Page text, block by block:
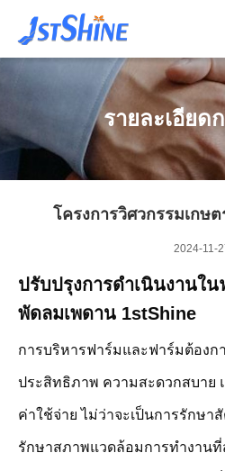
รายละเอียด
โครงการวิศวกรรมเกษ
2024-11-
ปรับปรุงการดําเนินงานใ
พัดลมเพดาน 1stShine
การบริหารฟาร์มและฟาร์มต้องก
ประสิทธิภาพ ความสะดวกสบาย
ค่าใช้จ่าย ไม่ว่าจะเป็นการรักษ
รักษาสภาพแวดล้อมการทํางานที่